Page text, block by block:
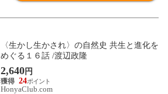
〈生かし生かされ〉の自然史 共生と進化を
めぐる１６話 /渡辺政隆
2,640円
24
HonyaClub.com